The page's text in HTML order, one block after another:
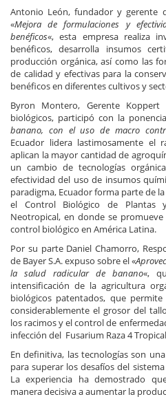
Antonio León, fundador y gerente
«Mejora de formulaciones y
benéficos«, esta empresa realiza
benéficos, desarrolla insumos
producción orgánica, así como las
de calidad y efectivas para la
benéficos en diferentes cultivos y
Byron Montero, Gerente
biológicos, participó con la
banano, con el uso de macro
Ecuador lidera lastimosamente el
aplican la mayor cantidad de
un cambio de tecnologías
efectividad del uso de insumos
paradigma, Ecuador forma parte de
el Control Biológico de Plantas
Neotropical, en donde se
control biológico en América Latina.
Por su parte Daniel Chamorro,
de Bayer S.A. expuso sobre el «
la salud radicular de banano«,
intensificación de la agricultura
biológicos patentados, que
considerablemente el grosor del
los racimos y el control de
infección del Fusarium Raza 4
En definitiva, las tecnologías son
para superar los desafíos del
La experiencia ha demostrado
manera decisiva a aumentar la